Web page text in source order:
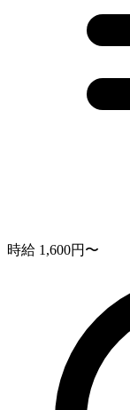
時給 1,600円〜